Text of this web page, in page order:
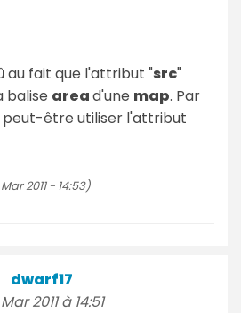
au fait que l'attribut "src"
balise aread'une map. Par
être utiliser l'attribut
2011 - 14:53)
dwarf17
2011 à 14:51